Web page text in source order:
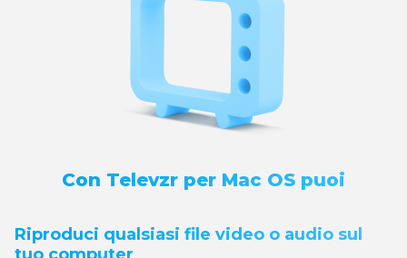
Con Televzr per Mac OS puoi
Riproduci qualsiasi file video o audio sul
tuo computer